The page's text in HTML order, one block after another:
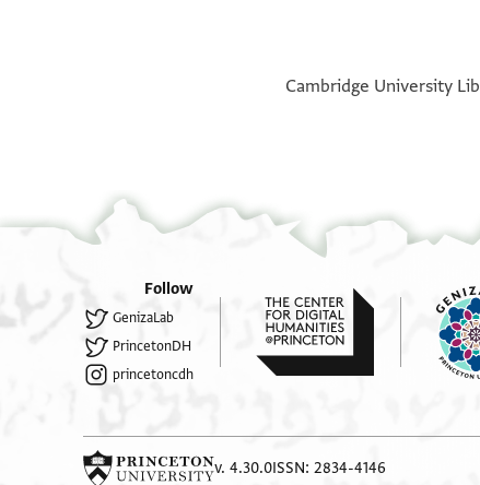
Cambridge University
Follow
GenizaLab
PrincetonDH
princetoncdh
ISSN: 2834-4146
v. 4.30.0